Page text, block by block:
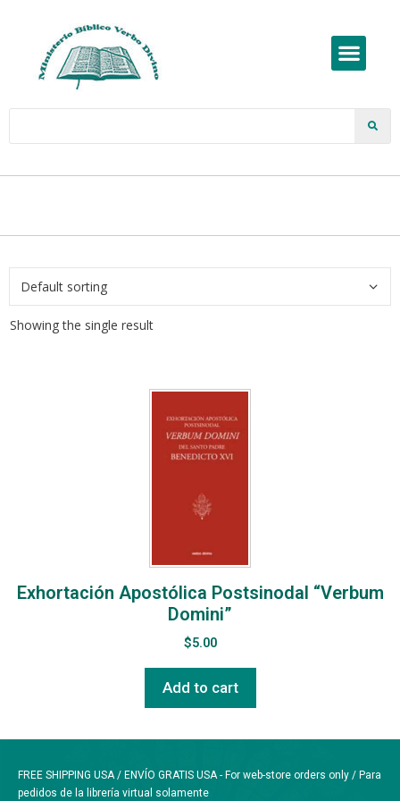
Showing the single result
Exhortación Apostólica Postsinodal “Verbum
Domini”
$5.00
Add to cart
FREE SHIPPING USA / ENVÍO GRATIS USA - For web-store orders only / Para
pedidos de la librería virtual solamente